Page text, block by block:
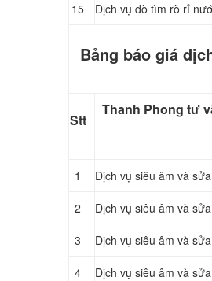
15 Dịch vụ dò tìm rò rỉ
Bảng báo giá
Stt
Thanh Phong tư
1 Dịch vụ siêu âm và
2 Dịch vụ siêu âm và
3 Dịch vụ siêu âm và
4 Dịch vụ siêu âm và